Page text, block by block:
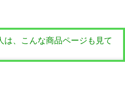
は、こんな商品ページも見て